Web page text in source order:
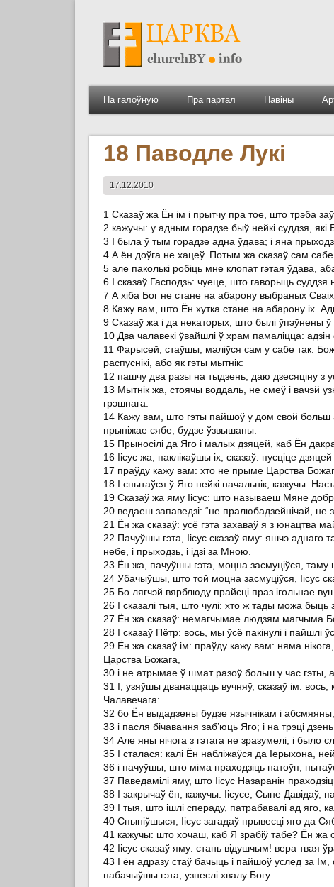
На галоўную Пра партал Навіны
18 Паводле Лукі
17.12.2010
1 Сказаў жа Ён ім і прытчу пра тое, што трэба
2 кажучы: у адным горадзе быў нейкі суддзя,
3 І была ў тым горадзе адна ўдава; і яна
4 А ён доўга не хацеў. Потым жа сказаў сам
5 але паколькі робіць мне клопат гэтая ўдава,
6 І сказаў Гасподзь: чуеце, што гаворыць
7 А хіба Бог не стане на абарону выбраных
8 Кажу вам, што Ён хутка стане на абарону іх.
9 Сказаў жа і да некаторых, што былі ўпэўнены
10 Два чалавекі ўвайшлі ў храм памаліцца:
11 Фарысей, стаўшы, маліўся сам у сабе так:
распуснікі, або як гэты мытнік:
12 пашчу два разы на тыдзень, даю дзесяціну з
13 Мытнік жа, стоячы воддаль, не смеў і вачэй
грэшнага.
14 Кажу вам, што гэты пайшоў у дом свой
прыніжае сябе, будзе ўзвышаны.
15 Прыносілі да Яго і малых дзяцей, каб Ён
16 Іісус жа, паклікаўшы іх, сказаў: пусціце
17 праўду кажу вам: хто не прыме Царства
18 І спытаўся ў Яго нейкі начальнік, кажучы:
19 Сказаў жа яму Іісус: што называеш Мяне
20 ведаеш запаведзі: “не пралюбадзейнічай, не
21 Ён жа сказаў: усё гэта захаваў я з юнацтва
22 Пачуўшы гэта, Іісус сказаў яму: яшчэ
небе, і прыходзь, і ідзі за Мною.
23 Ён жа, пачуўшы гэта, моцна засмуціўся, таму
24 Убачыўшы, што той моцна засмуціўся, Іісус
25 Бо лягчэй вярблюду прайсці праз ігольнае
26 І сказалі тыя, што чулі: хто ж тады можа быць
27 Ён жа сказаў: немагчымае людзям магчыма
28 І сказаў Пётр: вось, мы ўсё пакінулі і пайшлі
29 Ён жа сказаў ім: праўду кажу вам: няма
Царства Божага,
30 і не атрымае ў шмат разоў больш у час гэты,
31 І, узяўшы дванаццаць вучняў, сказаў ім:
Чалавечага:
32 бо Ён выдадзены будзе язычнікам і
33 і пасля бічавання заб’юць Яго; і на трэці
34 Але яны нічога з гэтага не зразумелі; і было
35 І сталася: калі Ён набліжаўся да Іерыхона,
36 і пачуўшы, што міма праходзіць натоўп,
37 Паведамілі яму, што Іісус Назаранін
38 І закрычаў ён, кажучы: Іісусе, Сыне Давідаў,
39 І тыя, што ішлі спераду, патрабавалі ад
40 Спыніўшыся, Іісус загадаў прывесці яго да
41 кажучы: што хочаш, каб Я зрабіў табе? Ён жа
42 Іісус сказаў яму: стань відушчым! вера твая
43 І ён адразу стаў бачыць і пайшоў услед за Ім,
пабачыўшы гэта, узнеслі хвалу Богу